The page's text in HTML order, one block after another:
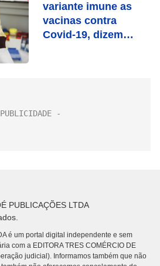
variante imune as
vacinas contra
Covid-19, dizem
PUBLICAÇÕES LTDA
é um portal digital independente e sem
com a EDITORA TRES COMÉRCIO DE
judicial). Informamos também que não